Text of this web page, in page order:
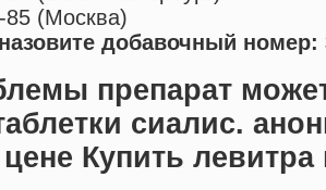
85 (Москва)
добавочный номер:
препарат
сиалис.
Купить